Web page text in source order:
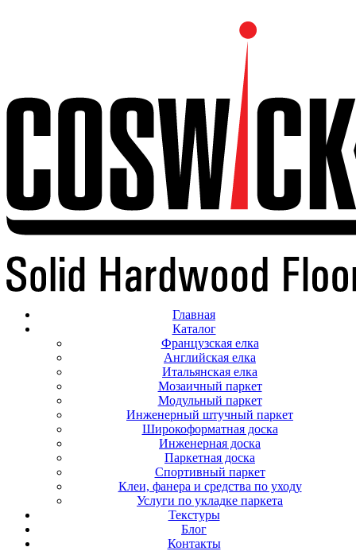
Главная
Каталог
Французская елка
Английская елка
Итальянская елка
Мозаичный паркет
Модульный паркет
Инженерный штучный паркет
Широкоформатная доска
Инженерная доска
Паркетная доска
Спортивный паркет
Клеи, фанера и средства по уходу
Услуги по укладке паркета
Текстуры
Блог
Контакты